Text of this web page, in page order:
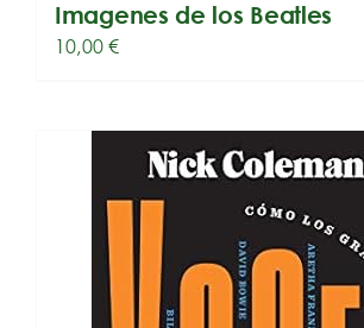
Imagenes de los Beatles
10,00€